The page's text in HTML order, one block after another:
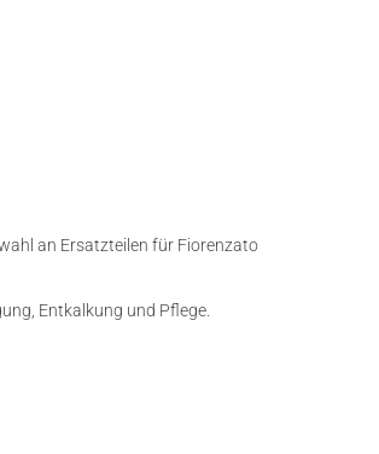
an Ersatzteilen für Fiorenzato
Entkalkung und Pflege.